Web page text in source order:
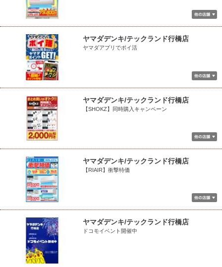
ヤマダデンキ/テックランド行橋店
ヤマダアプリでポイ活
ヤマダデンキ/テックランド行橋店
【SHOKZ】同時購入キャンペーン
ヤマダデンキ/テックランド行橋店
【RIAIR】衝撃特価
ヤマダデンキ/テックランド行橋店
ドコモイベント開催中